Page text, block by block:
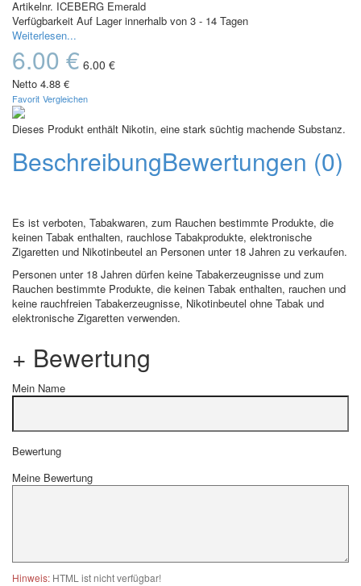
Artikelnr. ICEBERG Emerald
Verfügbarkeit Auf Lager innerhalb von 3 - 14 Tagen
Weiterlesen...
6.00 € 6.00 €
Netto 4.88 €
Favorit Vergleichen
Dieses Produkt enthält Nikotin, eine stark süchtig machende Substanz.
BeschreibungBewertungen (0)
Es ist verboten, Tabakwaren, zum Rauchen bestimmte Produkte, die
keinen Tabak enthalten, rauchlose Tabakprodukte, elektronische
Zigaretten und Nikotinbeutel an Personen unter 18 Jahren zu verkaufen.
Personen unter 18 Jahren dürfen keine Tabakerzeugnisse und zum
Rauchen bestimmte Produkte, die keinen Tabak enthalten, rauchen und
keine rauchfreien Tabakerzeugnisse, Nikotinbeutel ohne Tabak und
elektronische Zigaretten verwenden.
+ Bewertung
Mein Name
Bewertung
Meine Bewertung
Hinweis: HTML ist nicht verfügbar!